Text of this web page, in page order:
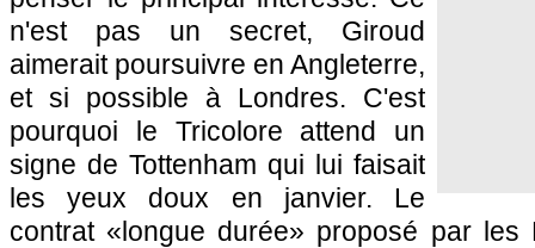
n'est pas un secret, Giroud
aimerait poursuivre en Angleterre,
et si possible à Londres. C'est
pourquoi le Tricolore attend un
signe de Tottenham qui lui faisait
les yeux doux en janvier. Le
contrat «longue durée» proposé par les